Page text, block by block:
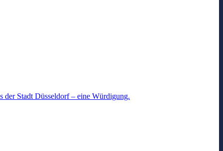
der Stadt Düsseldorf – eine Würdigung.